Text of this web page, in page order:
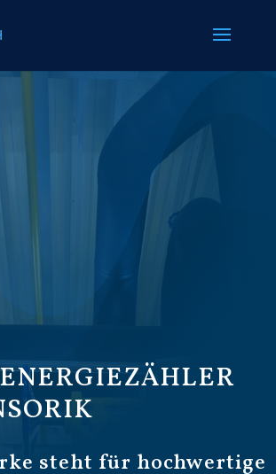
steht für hochwertige